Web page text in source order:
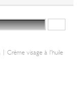
| Crème visage à l'huile